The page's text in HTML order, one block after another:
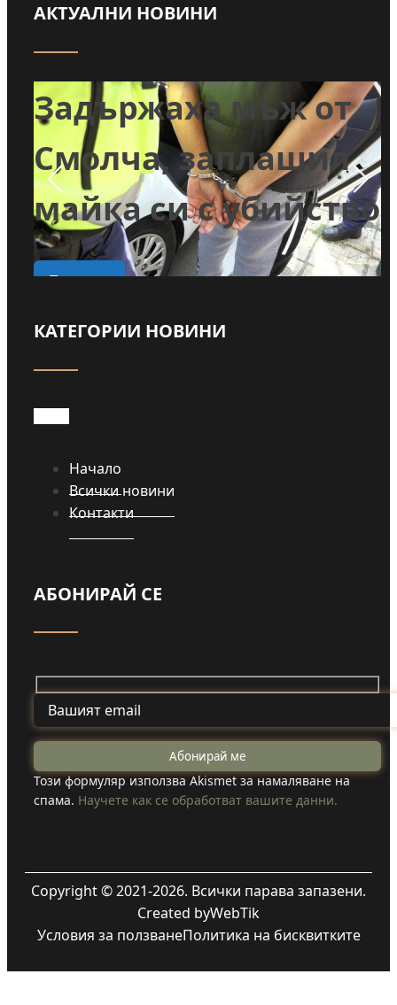
АКТУАЛНИ НОВИНИ
Задържаха мъж от
Смолча, заплашил
майка си с убийство
Прочети
КАТЕГОРИИ НОВИНИ
Начало
Всички новини
Контакти
АБОНИРАЙ СЕ
Този формуляр използва Akismet за намаляване на
спама. Научете как се обработват вашите данни.
Copyright © 2021-2026. Всички парава запазени.
Created byWebTik
Условия за ползванеПолитика на бисквитките